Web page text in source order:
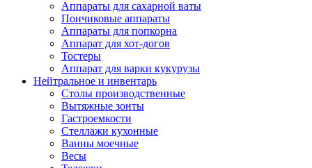
Аппараты для сахарной ваты
Пончиковые аппараты
Аппараты для попкорна
Аппарат для хот-догов
Тостеры
Аппарат для варки кукурузы
Нейтральное и инвентарь
Столы производственные
Вытяжные зонты
Гастроемкости
Стеллажи кухонные
Ванны моечные
Весы